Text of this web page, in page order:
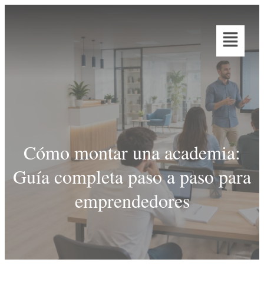
Cómo montar una academia:
Guía completa paso a paso para
emprendedores